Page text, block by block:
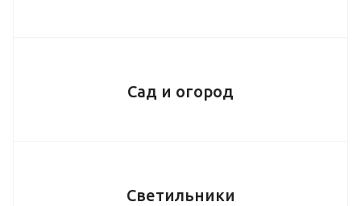
Сад и огород
Светильники